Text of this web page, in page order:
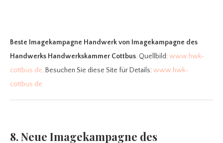
Beste Imagekampagne Handwerkvon Imagekampagne des
Handwerks Handwerkskammer Cottbus. Quellbild:www.hwk-
cottbus.de. Besuchen Sie diese Site für Details:www.hwk-
cottbus.de
8. Neue Imagekampagne des